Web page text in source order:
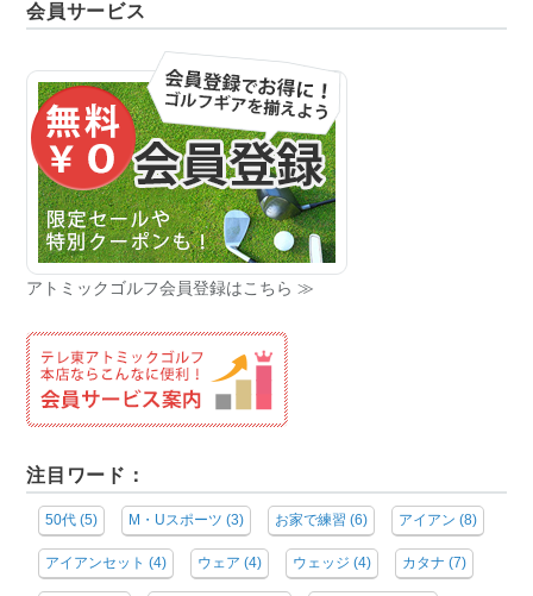
会員サービス
アトミックゴルフ会員登録はこちら ≫
注目ワード：
50代 (5) M・Uスポーツ (3) お家で練習 (6) アイアン (8)
アイアンセット (4) ウェア (4) ウェッジ (4) カタナ (7)